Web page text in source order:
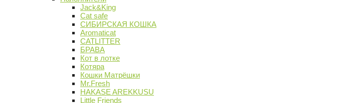
Jack&King
Cat safe
СИБИРСКАЯ КОШКА
Aromaticat
CATLITTER
БРАВА
Кот в лотке
Котяра
Кошки Матрёшки
Mr.Fresh
HAKASE AREKKUSU
Little Friends